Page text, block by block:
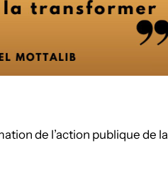
de l’action publique de la